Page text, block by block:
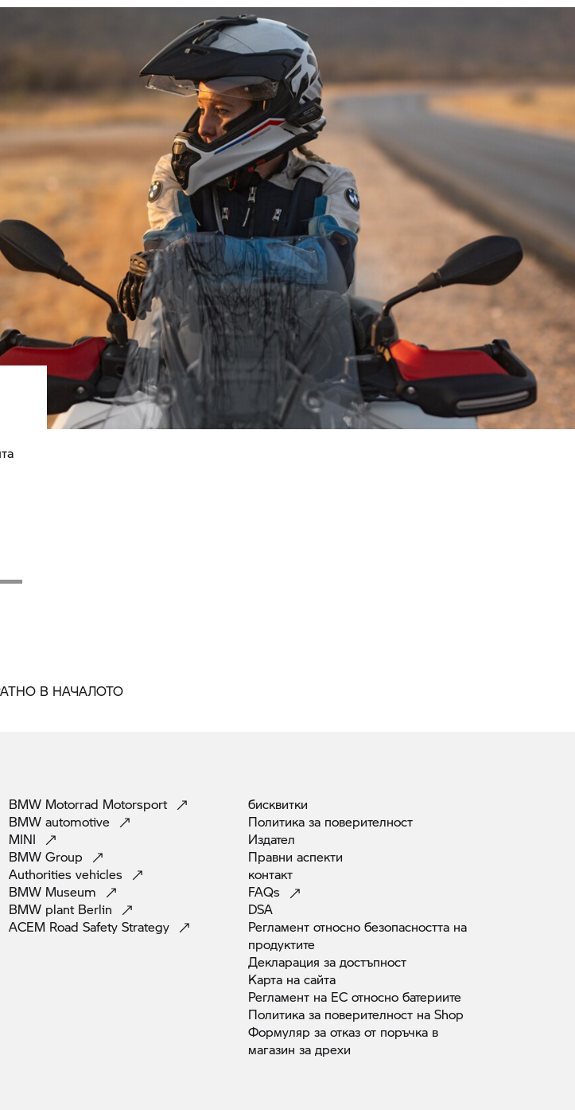
В НАЧАЛОТО
BMW Motorrad Motorsport
BMW automotive
MINI
BMW Group
Authorities vehicles
BMW Museum
BMW plant Berlin
ACEM Road Safety Strategy
бисквитки
Политика за поверителност
Издател
Правни аспекти
контакт
FAQs
DSA
Регламент относно безопасността на
продуктите
Декларация за достъпност
Карта на сайта
Регламент на ЕС относно батериите
Политика за поверителност на Shop
Формуляр за отказ от поръчка в
магазин за дрехи